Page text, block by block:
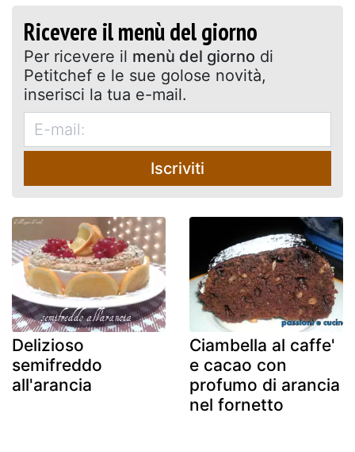
Ricevere il menù del giorno
Per ricevere il menù del giorno di
Petitchef e le sue golose novità,
inserisci la tua e-mail.
Iscriviti
Delizioso
semifreddo
all'arancia
Ciambella al caffe'
e cacao con
profumo di arancia
nel fornetto